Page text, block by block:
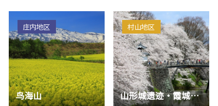
的总称。因为羽黑山…
鸟海山
庄内地区
山形城遗迹・霞城公园
村山地区